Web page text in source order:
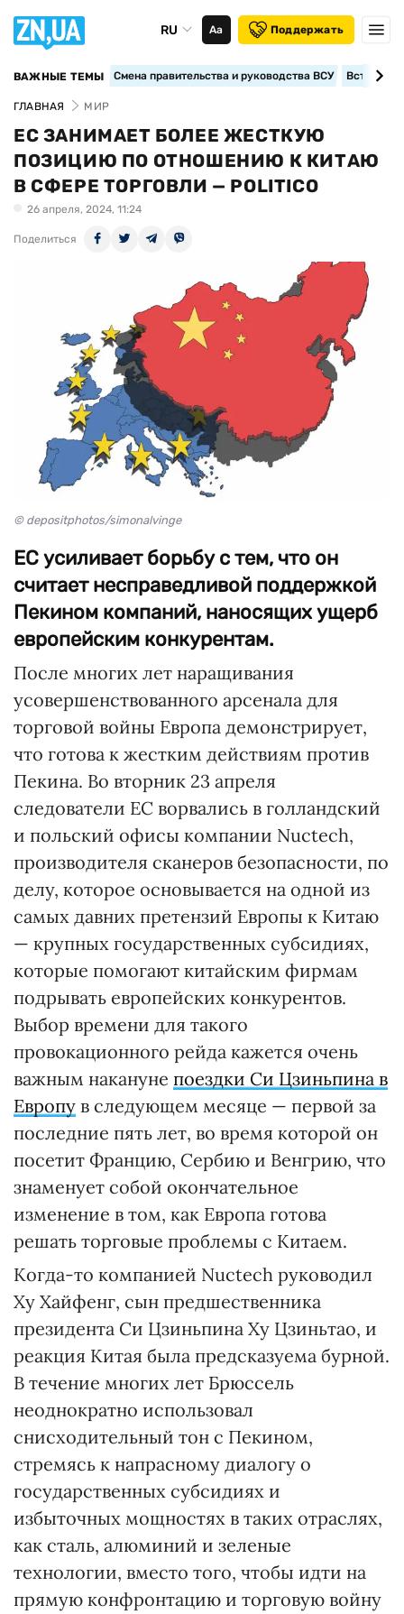
RU Аа Поддержать
ВАЖНЫЕ ТЕМЫ Смена правительства и руководства ВСУ
ГЛАВНАЯ МИР
ЕС ЗАНИМАЕТ БОЛЕЕ ЖЕСТКУЮ
ПОЗИЦИЮ ПО ОТНОШЕНИЮ К КИТАЮ
В СФЕРЕ ТОРГОВЛИ — POLITICO
26 апреля, 2024, 11:24
Поделиться
© depositphotos/simonalvinge
ЕС усиливает борьбу с тем, что он
считает несправедливой поддержкой
Пекином компаний, наносящих ущерб
европейским конкурентам.
После многих лет наращивания
усовершенствованного арсенала для
торговой войны Европа демонстрирует,
что готова к жестким действиям против
Пекина. Во вторник 23 апреля
следователи ЕС ворвались в голландский
и польский офисы компании Nuctech,
производителя сканеров безопасности, по
делу, которое основывается на одной из
самых давних претензий Европы к Китаю
— крупных государственных субсидиях,
которые помогают китайским фирмам
подрывать европейских конкурентов.
Выбор времени для такого
провокационного рейда кажется очень
важным накануне поездки Си Цзиньпина в
Европу в следующем месяце — первой за
последние пять лет, во время которой он
посетит Францию, Сербию и Венгрию, что
знаменует собой окончательное
изменение в том, как Европа готова
решать торговые проблемы с Китаем.
Когда-то компанией Nuctech руководил
Ху Хайфенг, сын предшественника
президента Си Цзиньпина Ху Цзиньтао, и
реакция Китая была предсказуема бурной.
В течение многих лет Брюссель
неоднократно использовал
снисходительный тон с Пекином,
стремясь к напрасному диалогу о
государственных субсидиях и
избыточных мощностях в таких отраслях,
как сталь, алюминий и зеленые
технологии, вместо того, чтобы идти на
прямую конфронтацию и торговую войну